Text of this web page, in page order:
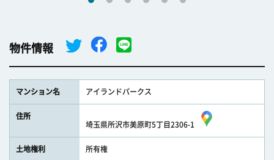
物件情報
マンション名 アイランドパークス
住所
埼玉県所沢市美原町5丁目2306-1
土地権利 所有権